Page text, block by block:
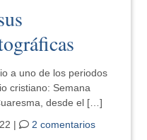
a uno de los periodos
cristiano: Semana
desde el […]
| 2 comentarios